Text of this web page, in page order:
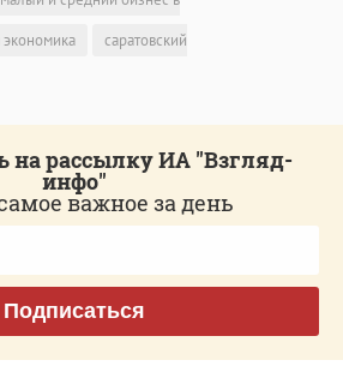
экономика
саратовский
на рассылку ИА "Взгляд-
инфо"
важное за день
Подписаться